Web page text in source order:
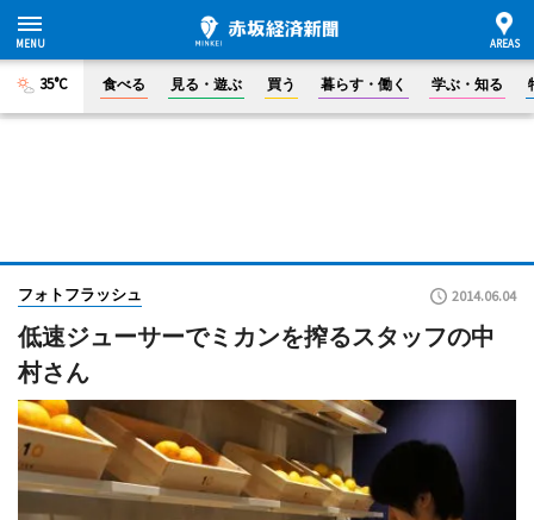
35°C 食べる 見る・遊ぶ 買う 暮らす・働く 学ぶ・知る
フォトフラッシュ 2014.06.04
低速ジューサーでミカンを搾るスタッフの中
村さん